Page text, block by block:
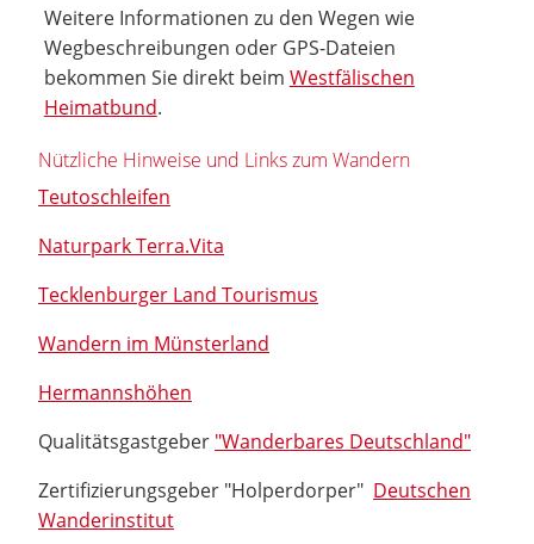
Weitere Informationen zu den Wegen wie
Wegbeschreibungen oder GPS-Dateien
bekommen Sie direkt beim Westfälischen
Heimatbund.
Nützliche Hinweise und Links zum Wandern
Teutoschleifen
Naturpark Terra.Vita
Tecklenburger Land Tourismus
Wandern im Münsterland
Hermannshöhen
Qualitätsgastgeber "Wanderbares Deutschland"
Zertifizierungsgeber "Holperdorper" Deutschen
Wanderinstitut